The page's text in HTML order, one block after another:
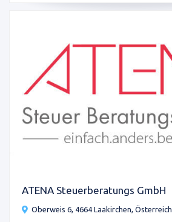
ATENA Steuerberatungs GmbH
Oberweis 6, 4664 Laakirchen, Österreich